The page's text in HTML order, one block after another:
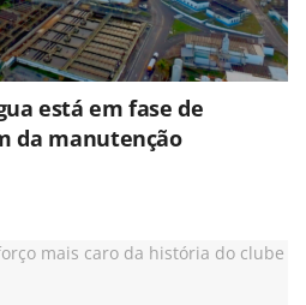
está em fase de
da manutenção